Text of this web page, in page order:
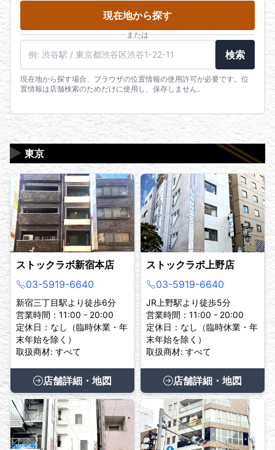
現在地から探す
または
検索
現在地から探す場合、ブラウザの位置情報の使用許可が必要です。位
置情報は店舗検索のためだけに使用し、保存しません。
東京
▶
ストックラボ新宿本店
03-5919-6640
新宿三丁目駅より徒歩6分
営業時間：11:00 - 20:00
定休日：なし（臨時休業・年
末年始を除く）
取扱商材: すべて
店舗詳細・地図
ストックラボ上野店
03-5919-6640
JR上野駅より徒歩5分
営業時間：11:00 - 20:00
定休日：なし（臨時休業・年
末年始を除く）
取扱商材: すべて
店舗詳細・地図